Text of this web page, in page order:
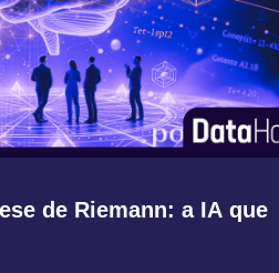
de Riemann: a IA que